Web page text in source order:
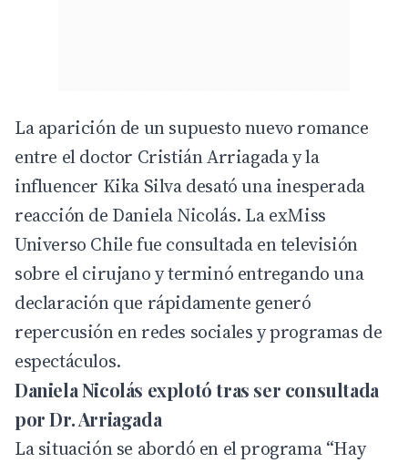
La aparición de un supuesto nuevo romance
entre el doctor Cristián Arriagada y la
influencer Kika Silva desató una inesperada
reacción de Daniela Nicolás. La exMiss
Universo Chile fue consultada en televisión
sobre el cirujano y terminó entregando una
declaración que rápidamente generó
repercusión en redes sociales y programas de
espectáculos.
Daniela Nicolás explotó tras ser consultada
por Dr. Arriagada
La situación se abordó en el programa “Hay